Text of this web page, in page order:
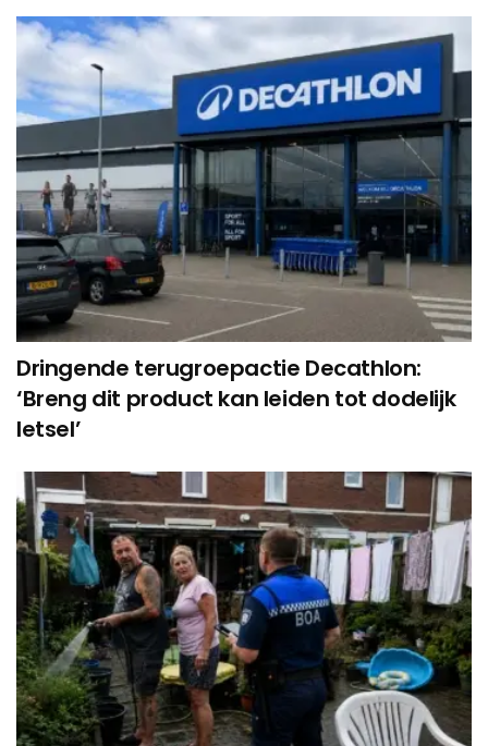
Dringende terugroepactie Decathlon:
‘Breng dit product kan leiden tot dodelijk
letsel’